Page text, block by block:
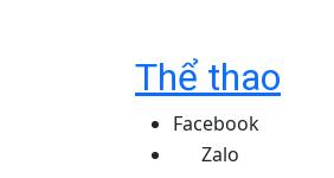
Thể thao
Facebook
Zalo